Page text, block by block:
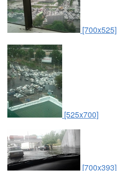
[700x525]
[525x700]
[700x393]